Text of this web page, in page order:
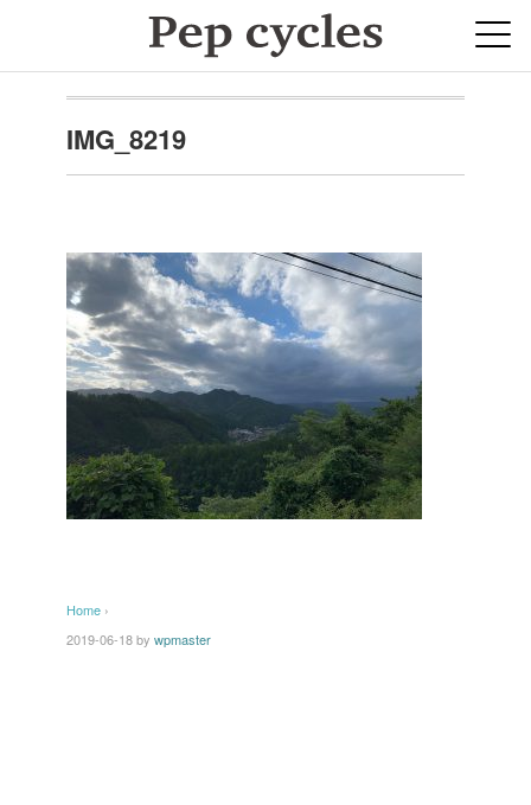
IMG_8219
Home ›
2019-06-18by wpmaster